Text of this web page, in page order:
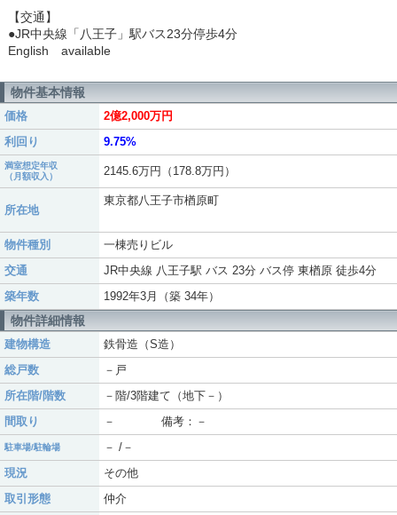
【交通】
●JR中央線「八王子」駅バス23分停歩4分
English available
物件基本情報
価格
2億2,000万円
利回り
9.75%
満室想定年収
（月額収入）
2145.6万円（178.8万円）
所在地
東京都八王子市楢原町
物件種別
一棟売りビル
交通
JR中央線 八王子駅 バス 23分 バス停 東楢原 徒歩4分
築年数
1992年3月（築 34年）
物件詳細情報
建物構造
鉄骨造（S造）
総戸数
－戸
所在階/階数
－階/3階建て（地下－）
間取り
－ 備考：－
駐車場/駐輪場
－ /－
現況
その他
取引形態
仲介